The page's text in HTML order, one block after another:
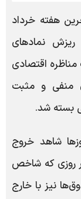
هفته خرداد
نماد‌های
مناظره اقتصادی
منفی و مثبت
بسته شد.
شاهد خروج
روزی که شاخص
نیز با خارج